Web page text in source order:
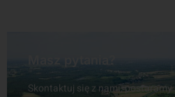
Skontaktuj się z nami,